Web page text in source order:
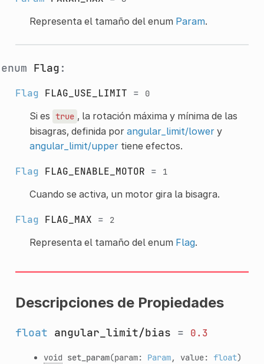
Representa el tamaño del enum Param.
enum Flag :
Flag FLAG_USE_LIMIT = 0
Si es true , la rotación máxima y mínima de las
bisagras, definida por angular_limit/lowery
angular_limit/uppertiene efectos.
Flag FLAG_ENABLE_MOTOR = 1
Cuando se activa, un motor gira la bisagra.
Flag FLAG_MAX = 2
Representa el tamaño del enum Flag.
Descripciones de Propiedades
float angular_limit/bias = 0.3
void set_param(param: Param, value: float)